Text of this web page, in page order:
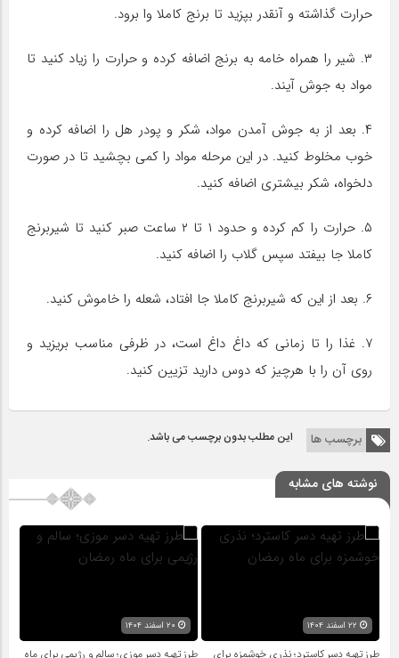
حرارت گذاشته و آنقدر بپزید تا برنج کاملا وا برود.
۳. شیر را همراه خامه به برنج اضافه کرده و حرارت را زیاد کنید تا
مواد به جوش آیند.
۴. بعد از به جوش آمدن مواد، شکر و پودر هل را اضافه کرده و
خوب مخلوط کنید. در این مرحله مواد را کمی بچشید تا در صورت
دلخواه، شکر بیشتری اضافه کنید.
۵. حرارت را کم کرده و حدود ۱ تا ۲ ساعت صبر کنید تا شیربرنج
کاملا جا بیفتد سپس گلاب را اضافه کنید.
۶. بعد از این که شیربرنج کاملا جا افتاد، شعله را خاموش کنید.
۷. غذا را تا زمانی که داغ داغ است، در ظرفی مناسب بریزید و
روی آن را با هرچیز که دوس دارید تزیین کنید.
برچسب ها این مطلب بدون برچسب می باشد.
نوشته های مشابه